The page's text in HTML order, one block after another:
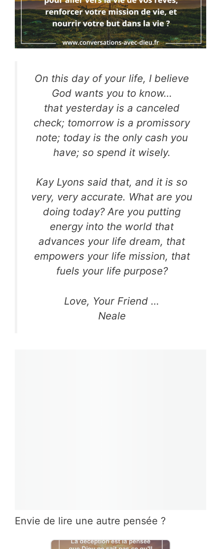
On this day of your life, I believe
God wants you to know…
that yesterday is a canceled
check; tomorrow is a promissory
note; today is the only cash you
have; so spend it wisely.
Kay Lyons said that, and it is so
very, very accurate. What are you
doing today? Are you putting
energy into the world that
advances your life dream, that
empowers your life mission, that
fuels your life purpose?
Love, Your Friend …
Neale
Envie de lire une autre pensée ?